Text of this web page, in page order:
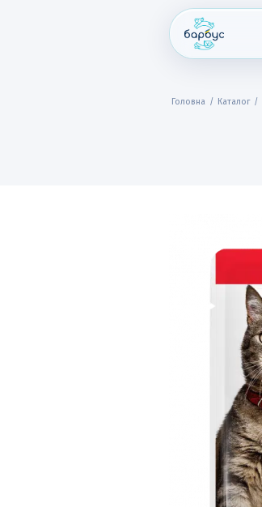
Головна / Каталог /